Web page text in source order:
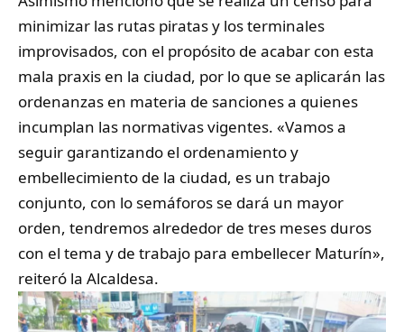
minimizar las rutas piratas y los terminales
improvisados, con el propósito de acabar con esta
mala praxis en la ciudad, por lo que se aplicarán las
ordenanzas en materia de sanciones a quienes
incumplan las normativas vigentes. «Vamos a
seguir garantizando el ordenamiento y
embellecimiento de la ciudad, es un trabajo
conjunto, con lo semáforos se dará un mayor
orden, tendremos alrededor de tres meses duros
con el tema y de trabajo para embellecer Maturín»,
reiteró la Alcaldesa.